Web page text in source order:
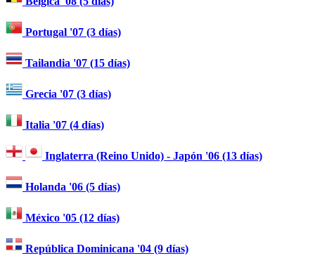
Portugal '07 (3 días)
Tailandia '07 (15 días)
Grecia '07 (3 días)
Italia '07 (4 días)
Inglaterra (Reino Unido) - Japón '06 (13 días)
Holanda '06 (5 días)
México '05 (12 días)
República Dominicana '04 (9 días)